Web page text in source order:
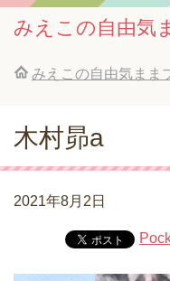
みえこの自由気
みえこの自由気まま
木村昴a
2021年8月2日